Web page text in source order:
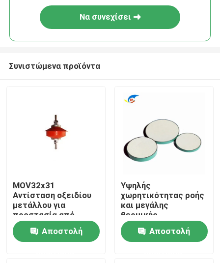
Σπίτι
Προϊόντα
Να συνεχίσει
Συνιστώμενα προϊόντα
MOV32x31
Αντίσταση οξειδίου
μετάλλου για
προστασία από
υπερτάσεις χαμηλής
τάσης Αποστολή
Υψηλής
χωρητικότητας ροής
και μεγάλης
θερμικής
χωρητικότητας
φύλλα αντίστασης
για την παραγωγή
Αποστολή